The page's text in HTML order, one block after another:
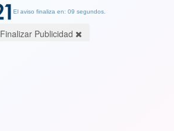
El aviso finaliza en: 08 segundos.
Finalizar Publicidad